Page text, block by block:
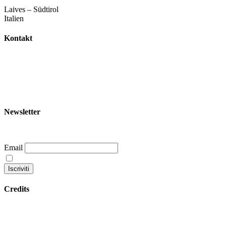
Laives – Südtirol
Italien
Kontakt
Newsletter
Email
Credits